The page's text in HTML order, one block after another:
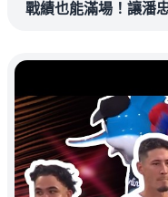
戰績也能滿場！讓潘